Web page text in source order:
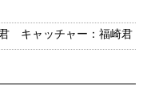
キャッチャー：福崎君